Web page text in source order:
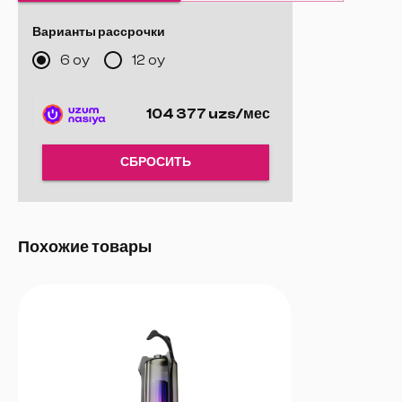
мыши.
Варианты рассрочки
6 oy 12 oy
104 377 uzs/мес
СБРОСИТЬ
Похожие товары